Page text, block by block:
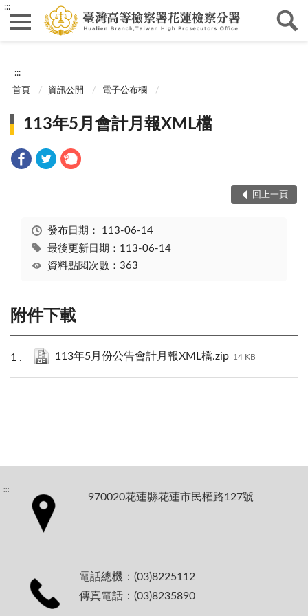
:::
:::
首頁 資訊公開 電子公布欄
113年5月會計月報XML檔
回上一頁
發布日期： 113-06-14
最後更新日期：113-06-14
資料點閱次數：363
附件下載
113年5月份公告會計月報XML檔.zip 14 KB
:::
970020花蓮縣花蓮市民權路127號
電話總機：(03)8225112
傳真電話：(03)8235890